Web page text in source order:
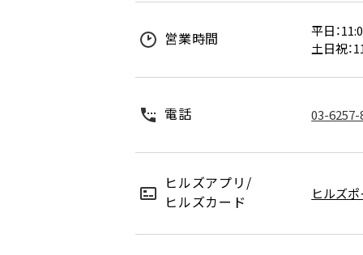
営業時間
平日：
土日祝：
電話 03-6257-
ヒルズアプリ/
ヒルズカード
ヒルズ